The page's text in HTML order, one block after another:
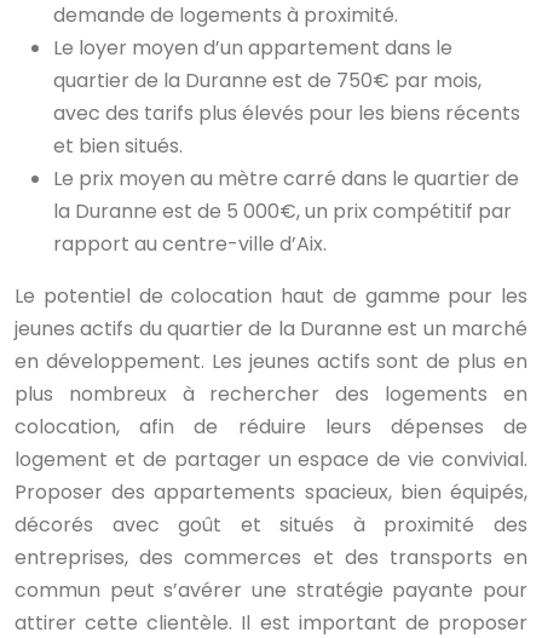
demande de logements à proximité.
Le loyer moyen d’un appartement dans le
quartier de la Duranne est de 750€ par mois,
avec des tarifs plus élevés pour les biens récents
et bien situés.
Le prix moyen au mètre carré dans le quartier de
la Duranne est de 5 000€, un prix compétitif par
rapport au centre-ville d’Aix.
Le potentiel de colocation haut de gamme pour les
jeunes actifs du quartier de la Duranne est un marché
en développement. Les jeunes actifs sont de plus en
plus nombreux à rechercher des logements en
colocation, afin de réduire leurs dépenses de
logement et de partager un espace de vie convivial.
Proposer des appartements spacieux, bien équipés,
décorés avec goût et situés à proximité des
entreprises, des commerces et des transports en
commun peut s’avérer une stratégie payante pour
attirer cette clientèle. Il est important de proposer